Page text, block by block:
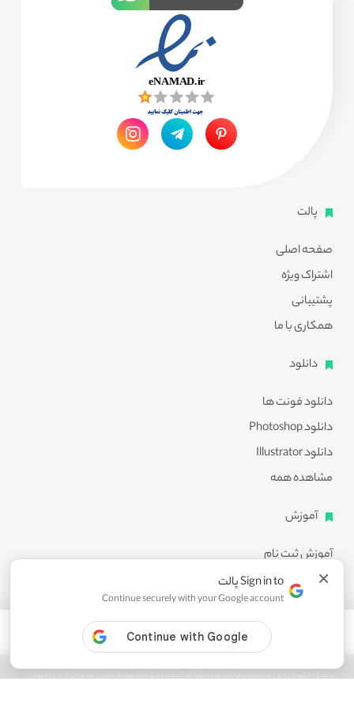
پالت
صفحه اصلی
اشتراک ویژه
پشتیبانی
همکاری با ما
دانلود
دانلود فونت ها
دانلود Photoshop
دانلود Illustrator
مشاهده همه
آموزش
آموزش ثبت نام
آموزش دانلود
آموزش ویرایش طرح ها
مشاهده همه
کلیه حقوق این سایت نزد پالت محفوظ میباشد و هرگونه کپی برداری از آن طبق
× Sign in to پالت
Continue securely with your Google account